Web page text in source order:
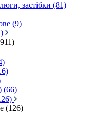
застібки (81)
(9)
(66)
(126)